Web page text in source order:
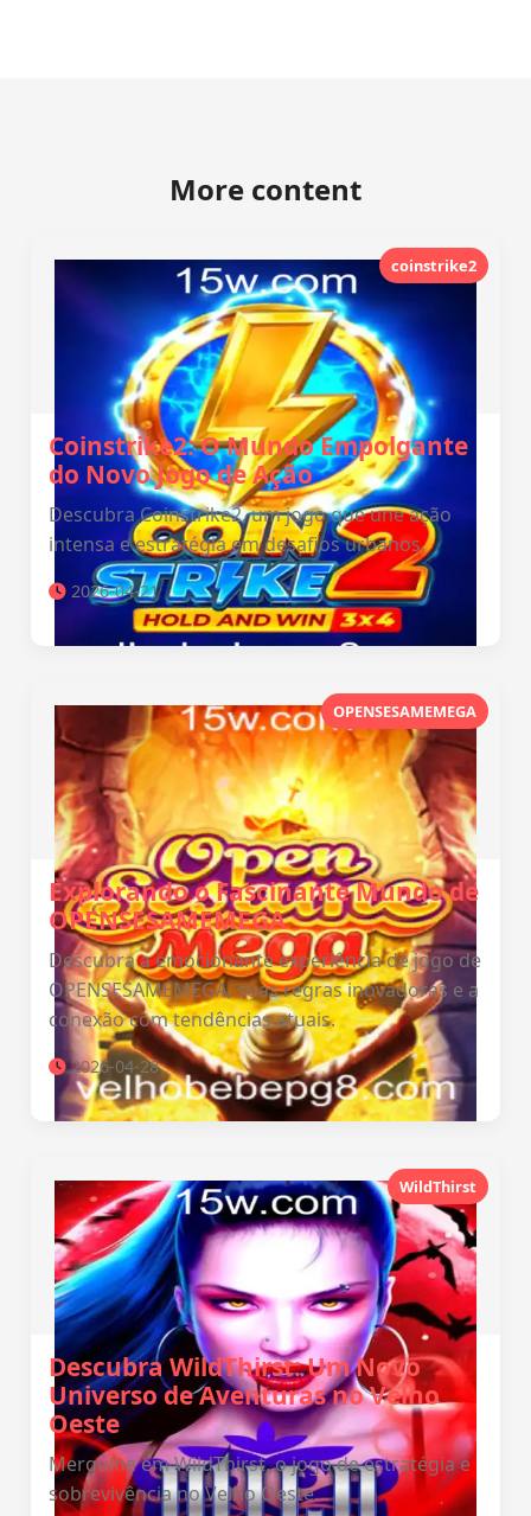
More content
coinstrike2
Coinstrike2: O Mundo Empolgante
do Novo Jogo de Ação
Descubra Coinstrike2, um jogo que une ação
intensa e estratégia em desafios urbanos.
2026-04-21
OPENSESAMEMEGA
Explorando o Fascinante Mundo de
OPENSESAMEMEGA
Descubra a emocionante experiência de jogo de
OPENSESAMEMEGA, suas regras inovadoras e a
conexão com tendências atuais.
2026-04-28
WildThirst
Descubra WildThirst: Um Novo
Universo de Aventuras no Velho
Oeste
Mergulhe em WildThirst, o jogo de estratégia e
sobrevivência no Velho Oeste.